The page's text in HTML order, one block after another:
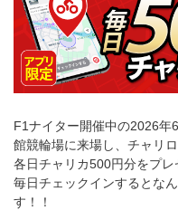
F1ナイター開催中の2026年
館競輪場に来場し、チャリ
各日チャリカ500円分をプレ
毎日チェックインするとな
す！！